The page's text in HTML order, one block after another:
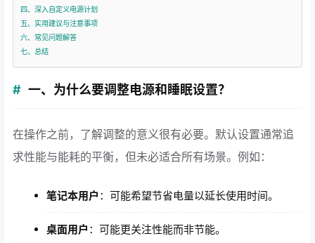
四、深入自定义电源计划
五、实用建议与注意事项
六、常见问题解答
七、总结
一、为什么要调整电源和睡眠设置？
在操作之前，了解调整的意义很有必要。默认设置通常追
求性能与能耗的平衡，但未必适合所有场景。例如：
笔记本用户 ：可能希望节省电量以延长使用时间。
桌面用户 ：可能更关注性能而非节能。